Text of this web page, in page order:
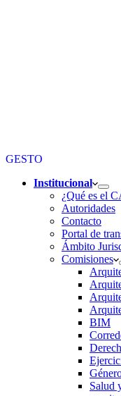
GESTO
Institucional
¿Qué es el
Autoridades
Contacto
Portal de
Ámbito
Comisiones
BIM
Salud